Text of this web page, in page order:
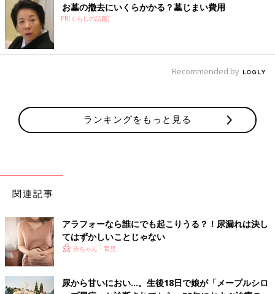
お墓の撤去にいくらかかる？墓じまい費用
PR(くらしの話題)
Recommended by
ランキングをもっと見る
関連記事
アラフォーなら誰にでも起こりうる？！尿漏れは決し
てはずかしいことじゃない
赤ちゃん・育児
尿から甘いにおい…。生後18日で娘が「メープルシロ